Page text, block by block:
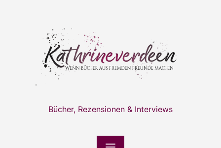
Bücher, Rezensionen & Interviews